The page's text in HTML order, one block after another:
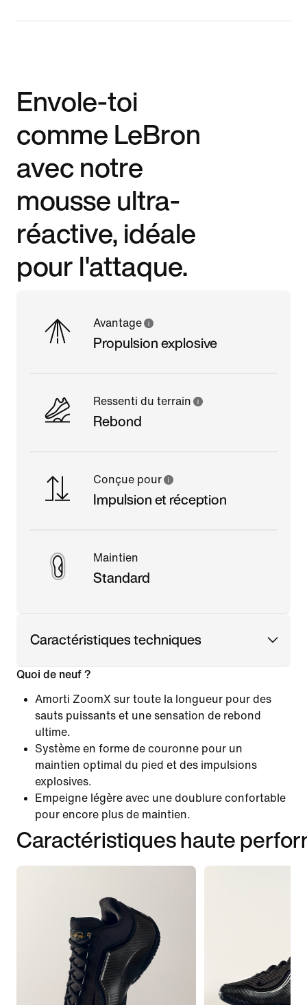
Envole-toi
comme LeBron
avec notre
mousse ultra-
réactive, idéale
pour l'attaque.
Avantage
Propulsion explosive
Ressenti du terrain
Rebond
Conçue pour
Impulsion et réception
Maintien
Standard
Caractéristiques techniques
Quoi de neuf ?
Amorti ZoomX sur toute la longueur pour des
sauts puissants et une sensation de rebond
ultime.
Système en forme de couronne pour un
maintien optimal du pied et des impulsions
explosives.
Empeigne légère avec une doublure confortable
pour encore plus de maintien.
Caractéristiques haute